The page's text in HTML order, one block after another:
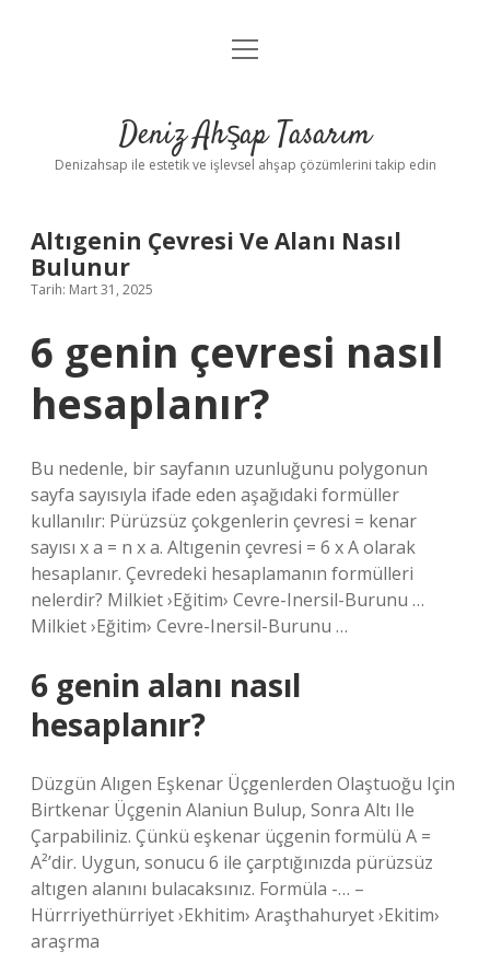
Anasayfa
Yasal Uyarı
menüyü
Deniz Ahşap Tasarım
Denizahsap ile estetik ve işlevsel ahşap çözümlerini takip edin
Altıgenin Çevresi Ve Alanı Nasıl
Bulunur
Tarih: Mart 31, 2025
6 genin çevresi nasıl
hesaplanır?
Bu nedenle, bir sayfanın uzunluğunu polygonun
sayfa sayısıyla ifade eden aşağıdaki formüller
kullanılır: Pürüzsüz çokgenlerin çevresi = kenar
sayısı x a = n x a. Altıgenin çevresi = 6 x A olarak
hesaplanır. Çevredeki hesaplamanın formülleri
nelerdir? Milkiet ›Eğitim› Cevre-Inersil-Burunu …
Milkiet ›Eğitim› Cevre-Inersil-Burunu …
6 genin alanı nasıl
hesaplanır?
Düzgün Alıgen Eşkenar Üçgenlerden Olaştuoğu Için
Birtkenar Üçgenin Alaniun Bulup, Sonra Altı Ile
Çarpabiliniz. Çünkü eşkenar üçgenin formülü A =
A²’dir. Uygun, sonucu 6 ile çarptığınızda pürüzsüz
altıgen alanını bulacaksınız. Formüla -… –
Hürrriyethürriyet ›Ekhitim› Araşthahuryet ›Ekitim›
araşrma